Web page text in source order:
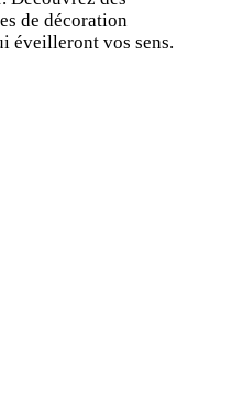
de décoration
éveilleront vos sens.